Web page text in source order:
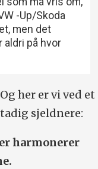
-Up/Skoda
men det
aldri på hvor
her er vi ved et
sjeldnere:
harmonerer